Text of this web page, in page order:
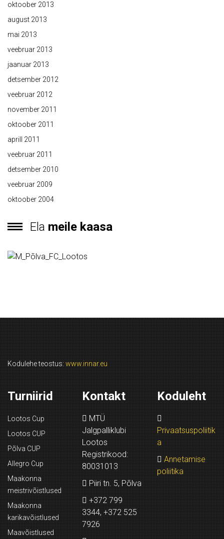
oktoober 2013
august 2013
mai 2013
veebruar 2013
jaanuar 2013
detsember 2012
veebruar 2012
november 2011
oktoober 2011
aprill 2011
veebruar 2011
detsember 2010
veebruar 2009
oktoober 2004
Ela meile kaasa
Kodulehe teostus: www.innar.eu
Turniirid
Lootos Cup
Lootos CUP
Põlva CUP
Allegro Cup
Maakonna
meistrivõistlused
Maakonna
karikavõistlused
Maavõistlused
Kontakt
MTÜ
Jalgpalliklubi
Lootos
Registrikood:
80031013
Piiri tn. 5, Põlva
+372 799
3344, +372 525
7926
Koduleht
Privaatsuspoliitik
a
Annetamise
poliitika